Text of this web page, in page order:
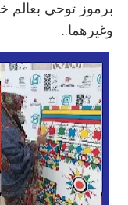
برموز توحي بعالم
وغيرهما..